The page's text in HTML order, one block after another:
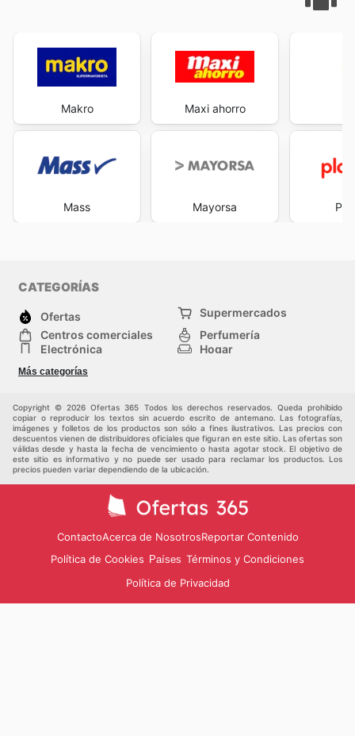
Makro
Mass
Maxi ahorro
Mayorsa
CATEGORÍAS
Ofertas
Supermercados
Centros comerciales
Perfumería
Electrónica
Hogar
Deporte
Moda
Más categorías
Copyright © 2026 Ofertas 365 Todos los derechos reservados. Queda prohibido
copiar o reproducir los textos sin acuerdo escrito de antemano. Las fotografías,
imágenes y folletos de los productos son sólo a fines ilustrativos. Las precios con
descuentos vienen de distribuidores oficiales que figuran en este sitio. Las ofertas son
válidas desde y hasta la fecha de vencimiento o hasta agotar stock. El objetivo de
este sitio es informativo y no puede ser usado para reclamar los productos. Los
precios pueden variar dependiendo de la ubicación.
ContactoAcerca de NosotrosReportar Contenido
Política de Cookies Países Términos y Condiciones
Política de Privacidad